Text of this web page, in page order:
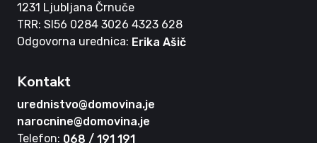
1231 Ljubljana Črnuče
TRR: SI56 0284 3026 4323 628
Odgovorna urednica: Erika Ašič
Kontakt
urednistvo@domovina.je
narocnine@domovina.je
Telefon: 068 / 191 191